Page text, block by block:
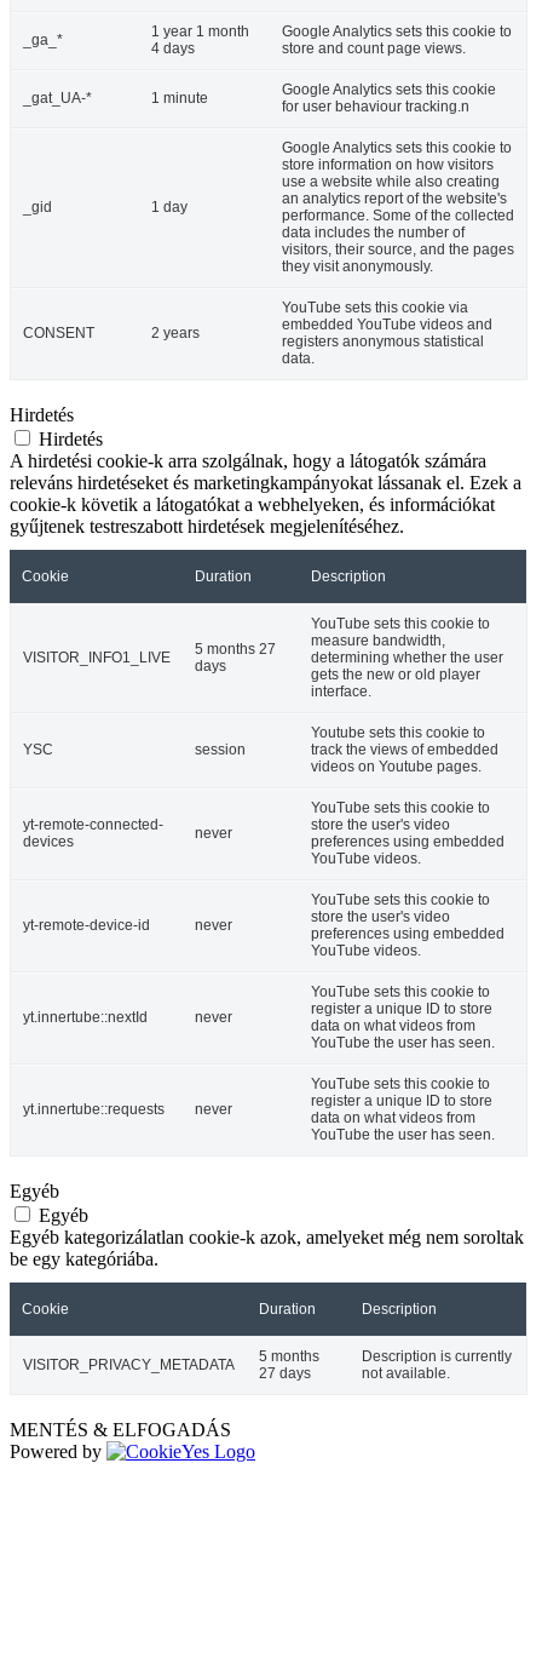
_ga_*
1 year 1 month
4 days
Google Analytics sets this cookie to
store and count page views.
_gat_UA-* 1 minute
Google Analytics sets this cookie
for user behaviour tracking.n
_gid 1 day
Google Analytics sets this cookie to
store information on how visitors
use a website while also creating
an analytics report of the website's
performance. Some of the collected
data includes the number of
visitors, their source, and the pages
they visit anonymously.
CONSENT 2 years
YouTube sets this cookie via
embedded YouTube videos and
registers anonymous statistical
data.
Hirdetés
Hirdetés
A hirdetési cookie-k arra szolgálnak, hogy a látogatók számára
releváns hirdetéseket és marketingkampányokat lássanak el. Ezek a
cookie-k követik a látogatókat a webhelyeken, és információkat
gyűjtenek testreszabott hirdetések megjelenítéséhez.
Cookie Duration Description
VISITOR_INFO1_LIVE
5 months 27
days
YouTube sets this cookie to
measure bandwidth,
determining whether the user
gets the new or old player
interface.
YSC session
Youtube sets this cookie to
track the views of embedded
videos on Youtube pages.
yt-remote-connected-
devices
never
YouTube sets this cookie to
store the user's video
preferences using embedded
YouTube videos.
yt-remote-device-id never
YouTube sets this cookie to
store the user's video
preferences using embedded
YouTube videos.
yt.innertube::nextId never
YouTube sets this cookie to
register a unique ID to store
data on what videos from
YouTube the user has seen.
yt.innertube::requests never
YouTube sets this cookie to
register a unique ID to store
data on what videos from
YouTube the user has seen.
Egyéb
Egyéb
Egyéb kategorizálatlan cookie-k azok, amelyeket még nem soroltak
be egy kategóriába.
Cookie Duration Description
VISITOR_PRIVACY_METADATA
5 months
27 days
Description is currently
not available.
MENTÉS & ELFOGADÁS
Powered by